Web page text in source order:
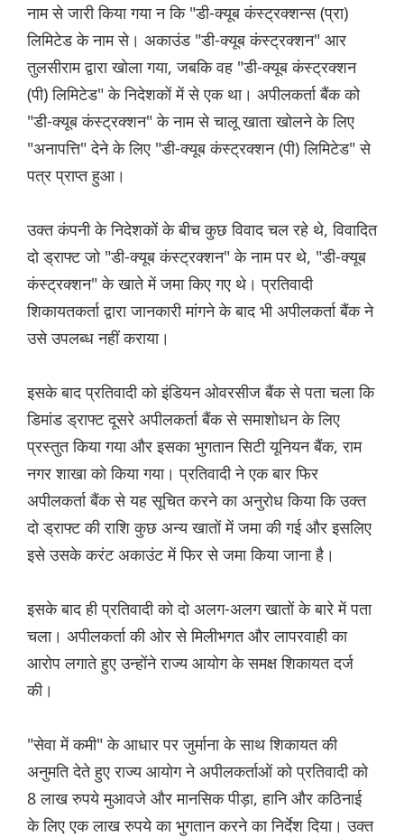
नाम से जारी किया गया न कि "डी-क्यूब कंस्ट्रक्शन्स (प्रा)
लिमिटेड के नाम से। अकाउंड "डी-क्यूब कंस्ट्रक्शन" आर
तुलसीराम द्वारा खोला गया, जबकि वह "डी-क्यूब कंस्ट्रक्शन
(पी) लिमिटेड" के निदेशकों में से एक था। अपीलकर्ता बैंक को
"डी-क्यूब कंस्ट्रक्शन" के नाम से चालू खाता खोलने के लिए
"अनापत्ति" देने के लिए "डी-क्यूब कंस्ट्रक्शन (पी) लिमिटेड" से
पत्र प्राप्त हुआ।
उक्त कंपनी के निदेशकों के बीच कुछ विवाद चल रहे थे, विवादित
दो ड्राफ्ट जो "डी-क्यूब कंस्ट्रक्शन" के नाम पर थे, "डी-क्यूब
कंस्ट्रक्शन" के खाते में जमा किए गए थे। प्रतिवादी
शिकायतकर्ता द्वारा जानकारी मांगने के बाद भी अपीलकर्ता बैंक ने
उसे उपलब्ध नहीं कराया।
इसके बाद प्रतिवादी को इंडियन ओवरसीज बैंक से पता चला कि
डिमांड ड्राफ्ट दूसरे अपीलकर्ता बैंक से समाशोधन के लिए
प्रस्तुत किया गया और इसका भुगतान सिटी यूनियन बैंक, राम
नगर शाखा को किया गया। प्रतिवादी ने एक बार फिर
अपीलकर्ता बैंक से यह सूचित करने का अनुरोध किया कि उक्त
दो ड्राफ्ट की राशि कुछ अन्य खातों में जमा की गई और इसलिए
इसे उसके करंट अकाउंट में फिर से जमा किया जाना है।
इसके बाद ही प्रतिवादी को दो अलग-अलग खातों के बारे में पता
चला। अपीलकर्ता की ओर से मिलीभगत और लापरवाही का
आरोप लगाते हुए उन्होंने राज्य आयोग के समक्ष शिकायत दर्ज
की।
"सेवा में कमी" के आधार पर जुर्माना के साथ शिकायत की
अनुमति देते हुए राज्य आयोग ने अपीलकर्ताओं को प्रतिवादी को
8 लाख रुपये मुआवजे और मानसिक पीड़ा, हानि और कठिनाई
के लिए एक लाख रुपये का भुगतान करने का निर्देश दिया। उक्त